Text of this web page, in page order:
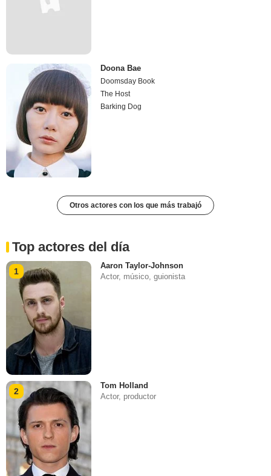
Doona Bae
Doomsday Book
The Host
Barking Dog
Otros actores con los que más trabajó
Top actores del día
1
Aaron Taylor-Johnson
Actor, músico, guionista
2
Tom Holland
Actor, productor